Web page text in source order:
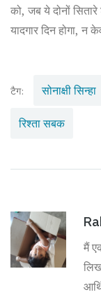
को, जब ये दोनों
यादगार दिन होगा,
टैग: सोनाक्षी सिन्हा
रिश्ता सबक
मैं